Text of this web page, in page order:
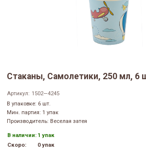
Стаканы, Самолетики, 250 мл, 6
Артикул: 1502—4245
В упаковке: 6 шт.
Мин. партия: 1 упак
Производитель: Веселая затея
В наличии: 1 упак
Скоро:
0 упак